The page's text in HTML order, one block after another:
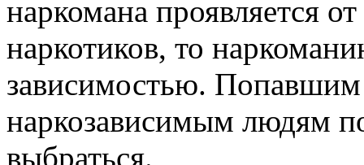
наркомана проявляется
наркотиков, то
зависимостью. Попавшим
наркозависимым людям
выбраться.